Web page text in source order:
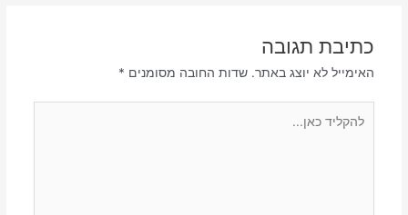
כתיבת תגובה
האימייל לא יוצג באתר. שדות החובה מסומנים *
כאן...